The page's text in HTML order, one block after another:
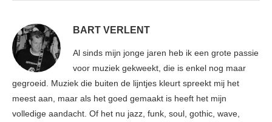
BART VERLENT
Al sinds mijn jonge jaren heb ik een grote passie
voor muziek gekweekt, die is enkel nog maar
gegroeid. Muziek die buiten de lijntjes kleurt spreekt mij het
meest aan, maar als het goed gemaakt is heeft het mijn
volledige aandacht. Of het nu jazz, funk, soul, gothic, wave,